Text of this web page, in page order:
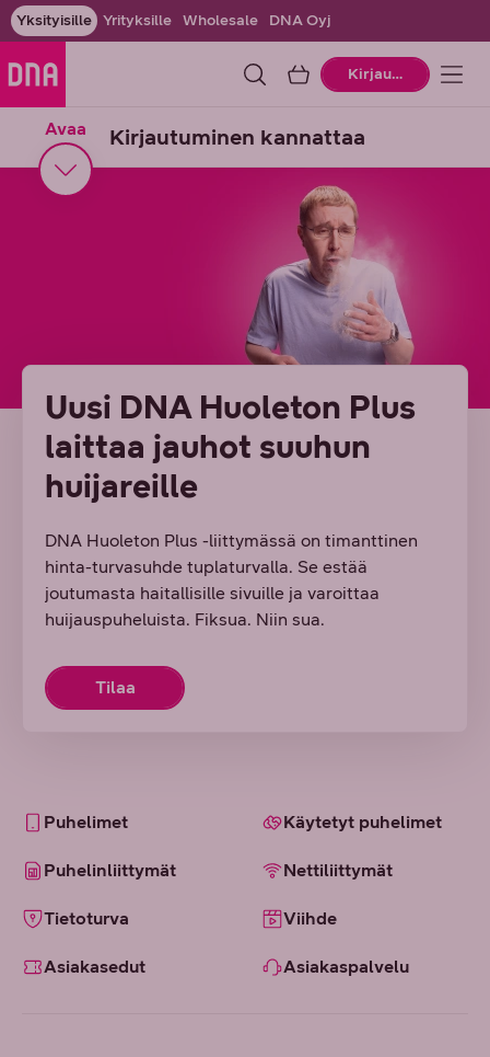
Yksityisille Yrityksille Wholesale DNA Oyj
OstoskoriKirjaudu
Avaa Kirjautuminen kannattaa
Uusi DNA Huoleton Plus
laittaa jauhot suuhun
huijareille
DNA Huoleton Plus -liittymässä on timanttinen
hinta-turvasuhde tuplaturvalla. Se estää
joutumasta haitallisille sivuille ja varoittaa
huijauspuheluista. Fiksua. Niin sua.
Tilaa
Puhelimet Käytetyt puhelimet
Puhelinliittymät Nettiliittymät
Tietoturva Viihde
Asiakasedut Asiakaspalvelu